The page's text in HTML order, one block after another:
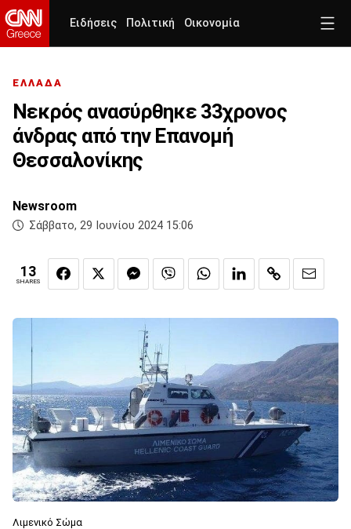
Ειδήσεις Πολιτική Οικονομία
ΕΛΛΑΔΑ
Νεκρός ανασύρθηκε 33χρονος
άνδρας από την Επανομή
Θεσσαλονίκης
Newsroom
Σάββατο, 29 Ιουνίου 2024 15:06
13
SHARES
Λιμενικό Σώμα